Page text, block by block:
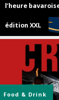
l’heure
édition XXL
Food & Drink